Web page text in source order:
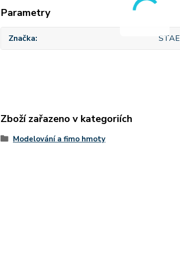
Parametry
Značka
Zboží zařazeno v kategoriích
Modelování a fimo hmoty